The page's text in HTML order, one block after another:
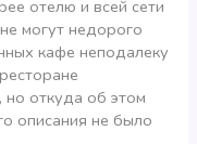
отелю и всей сети
могут недорого
кафе неподалеку
но откуда об этом
описания не было